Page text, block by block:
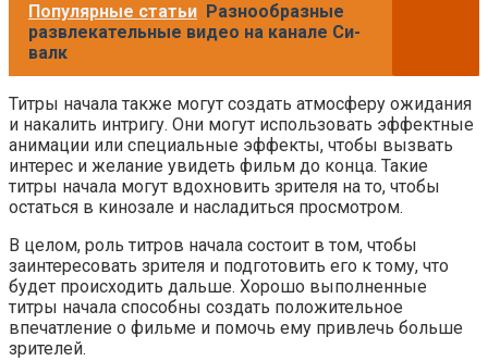
Популярные статьи Разнообразные
развлекательные видео на канале Си-
валк
Титры начала также могут создать атмосферу ожидания
и накалить интригу. Они могут использовать эффектные
анимации или специальные эффекты, чтобы вызвать
интерес и желание увидеть фильм до конца. Такие
титры начала могут вдохновить зрителя на то, чтобы
остаться в кинозале и насладиться просмотром.
В целом, роль титров начала состоит в том, чтобы
заинтересовать зрителя и подготовить его к тому, что
будет происходить дальше. Хорошо выполненные
титры начала способны создать положительное
впечатление о фильме и помочь ему привлечь больше
зрителей.